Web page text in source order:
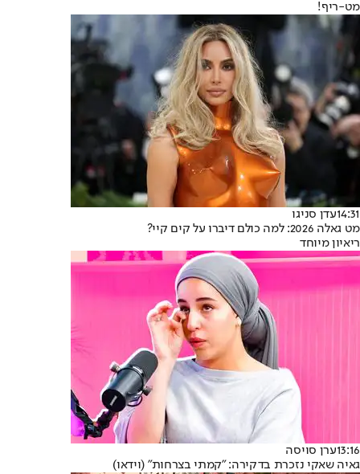
מט-ריף!
14:31עדן סניגו
מט גאלה 2026: למה כולם דיברו על קים קיי?
ריאיון מיוחד
13:16ערן סויסה
גאיה שאקי נזכרת בדקירה: "קמתי בצרחות" (וידאו)